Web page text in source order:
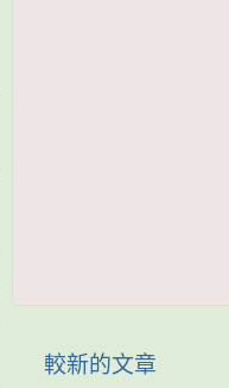
較新的文章